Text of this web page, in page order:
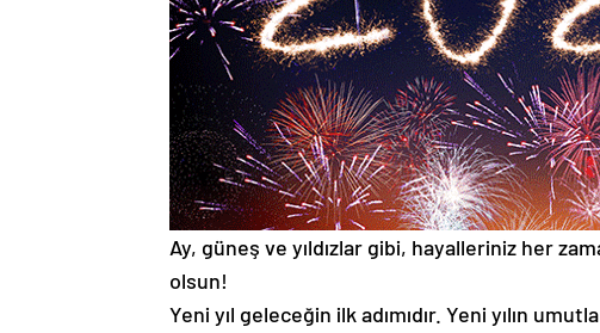
Ay, güneş ve yıldızlar gibi, hayalleriniz her
olsun!
Yeni yıl geleceğin ilk adımıdır. Yeni yılın